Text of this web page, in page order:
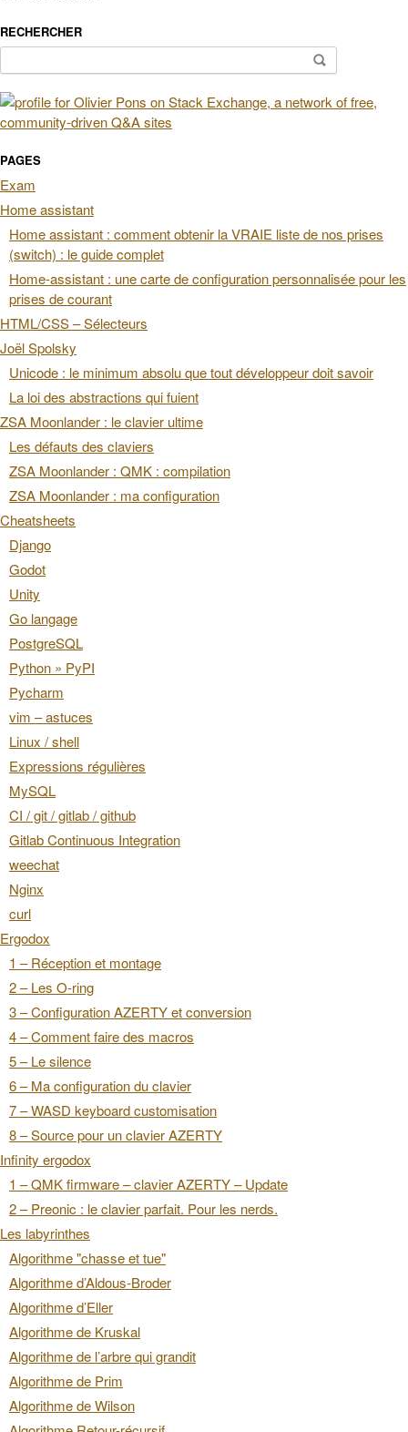
RECHERCHER
PAGES
Exam
Home assistant
Home assistant : comment obtenir la VRAIE liste de nos prises
(switch) : le guide complet
Home-assistant : une carte de configuration personnalisée pour les
prises de courant
HTML/CSS – Sélecteurs
Joël Spolsky
Unicode : le minimum absolu que tout développeur doit savoir
La loi des abstractions qui fuient
ZSA Moonlander : le clavier ultime
Les défauts des claviers
ZSA Moonlander : QMK : compilation
ZSA Moonlander : ma configuration
Cheatsheets
Django
Godot
Unity
Go langage
PostgreSQL
Python » PyPI
Pycharm
vim – astuces
Linux / shell
Expressions régulières
MySQL
CI / git / gitlab / github
Gitlab Continuous Integration
weechat
Nginx
curl
Ergodox
1 – Réception et montage
2 – Les O-ring
3 – Configuration AZERTY et conversion
4 – Comment faire des macros
5 – Le silence
6 – Ma configuration du clavier
7 – WASD keyboard customisation
8 – Source pour un clavier AZERTY
Infinity ergodox
1 – QMK firmware – clavier AZERTY – Update
2 – Preonic : le clavier parfait. Pour les nerds.
Les labyrinthes
Algorithme "chasse et tue"
Algorithme d’Aldous-Broder
Algorithme d’Eller
Algorithme de Kruskal
Algorithme de l’arbre qui grandit
Algorithme de Prim
Algorithme de Wilson